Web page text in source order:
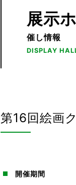
展示
催し情報
DISPLAY
第16回絵画
開催期間